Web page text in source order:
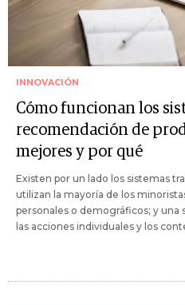
INNOVACIÓN
Cómo funcionan los
recomendación de
mejores y por qué
Existen por un lado los sistemas
utilizan la mayoría de los
personales o demográficos; y una
las acciones individuales y los